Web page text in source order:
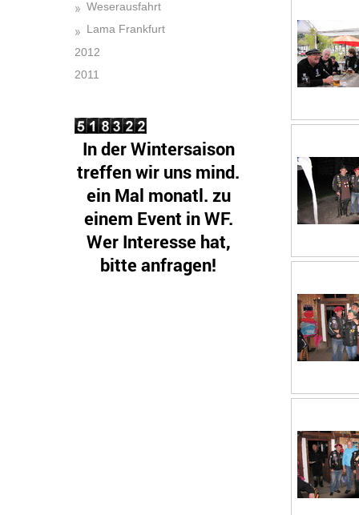
Weserausfahrt
Lama Frankfurt
2012
2011
In der Wintersaison
treffen wir uns mind.
ein Mal monatl. zu
einem Event in WF.
Wer Interesse hat,
bitte anfragen!